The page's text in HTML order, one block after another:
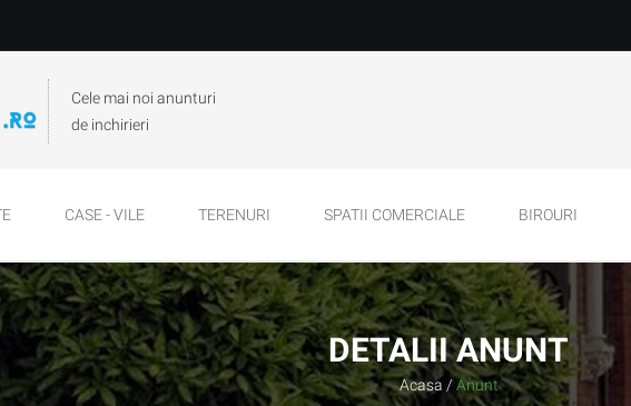
Cele mai noi anunturi
de inchirieri
CASE - VILE TERENURI SPATII COMERCIALE BIROURI
DETALII ANUNT
Acasa / Anunt